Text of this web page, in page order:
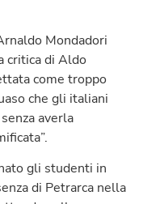
Mondadori
critica di Aldo
come troppo
che gli italiani
averla
gli studenti in
di Petrarca nella